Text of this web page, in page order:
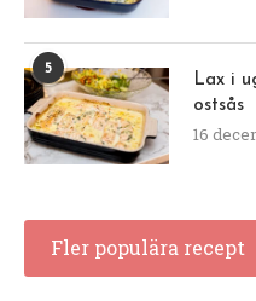
5
Lax i
ostsås
16
Fler populära recept